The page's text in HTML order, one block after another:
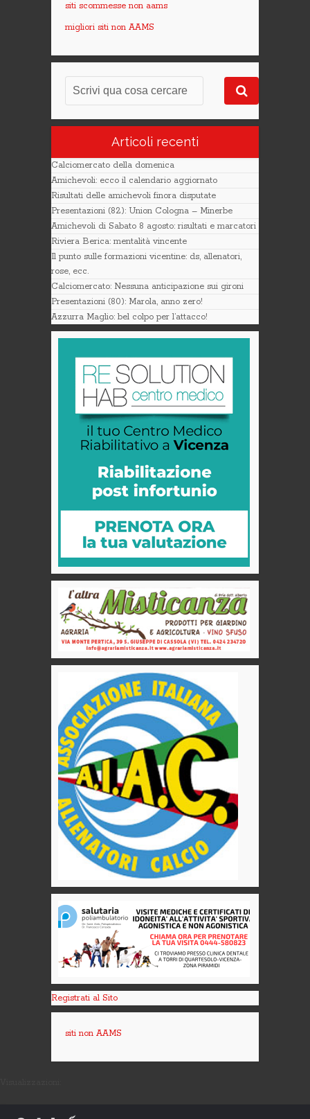
siti scommesse non aams
migliori siti non AAMS
Articoli recenti
Calciomercato della domenica
Amichevoli: ecco il calendario aggiornato
Risultati delle amichevoli finora disputate
Presentazioni (82): Union Cologna – Minerbe
Amichevoli di Sabato 8 agosto: risultati e marcatori
Riviera Berica: mentalità vincente
Il punto sulle formazioni vicentine: ds, allenatori,
rose, ecc.
Calciomercato: Nessuna anticipazione sui gironi
Presentazioni (80): Marola, anno zero!
Azzurra Maglio: bel colpo per l’attacco!
Registrati al Sito
siti non AAMS